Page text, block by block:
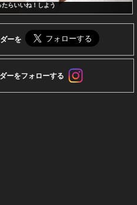
らいいね！しよう
ーを
ーをフォローする